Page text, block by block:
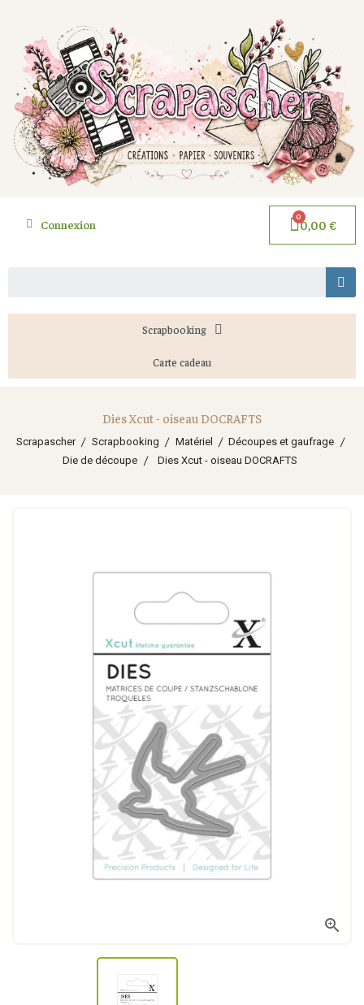
Connexion 0,00 €
Scrapbooking
Carte cadeau
Dies Xcut - oiseau DOCRAFTS
Scrapascher Scrapbooking Matériel
Découpes et gaufrage
Die de découpe
Dies Xcut - oiseau DOCRAFTS
